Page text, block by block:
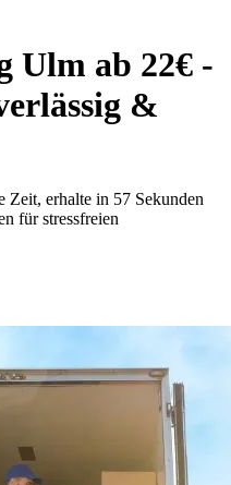
Ulm ab 22€ -
&
erhalte in 57 Sekunden
für stressfreien